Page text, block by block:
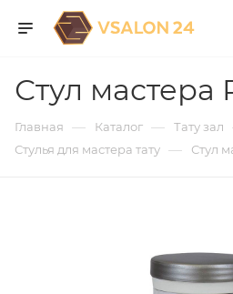
Стул мастера
Главная — Каталог — Тату зал
Стулья для мастера тату — Стул